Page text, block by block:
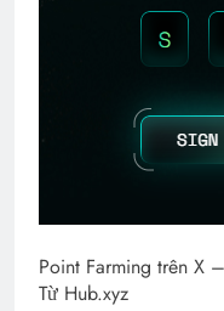
Point Farming trên X
Từ Hub.xyz